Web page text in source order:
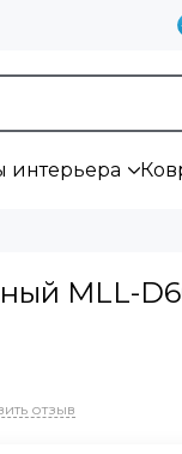
интерьера
MLL-
отзыв